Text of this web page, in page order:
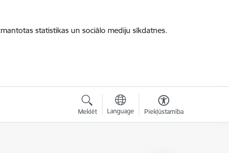
statistikas un sociālo mediju sīkdatnes.
Meklēt Language Piekļūstamība